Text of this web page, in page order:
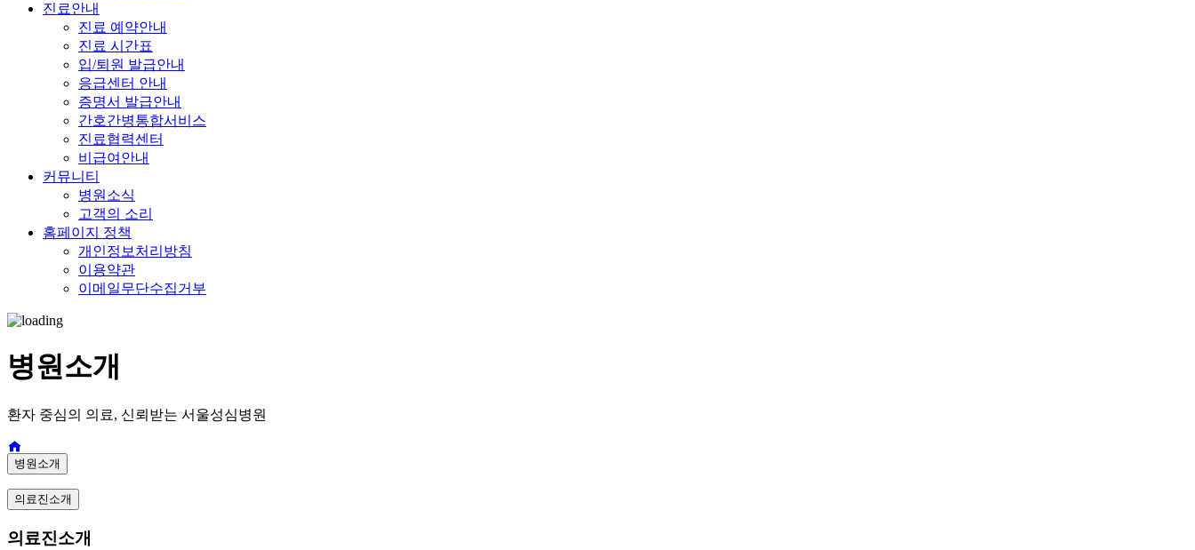
진료안내
진료 예약안내
진료 시간표
입/퇴원 발급안내
응급센터 안내
증명서 발급안내
간호간병통합서비스
진료협력센터
비급여안내
커뮤니티
병원소식
고객의 소리
홈페이지 정책
개인정보처리방침
이용약관
이메일무단수집거부
병원소개
환자 중심의 의료, 신뢰받는 서울성심병원
병원소개
의료진소개
의료진소개